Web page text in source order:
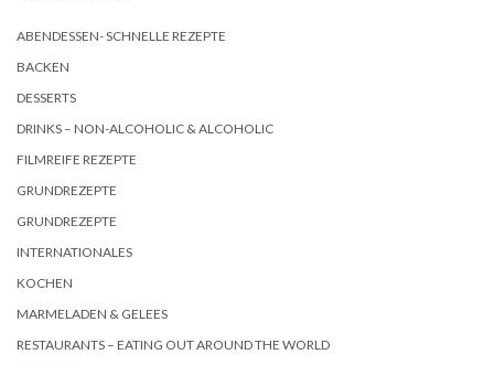
ABENDESSEN- SCHNELLE REZEPTE
BACKEN
DESSERTS
DRINKS – NON-ALCOHOLIC & ALCOHOLIC
FILMREIFE REZEPTE
GRUNDREZEPTE
GRUNDREZEPTE
INTERNATIONALES
KOCHEN
MARMELADEN & GELEES
RESTAURANTS – EATING OUT AROUND THE WORLD